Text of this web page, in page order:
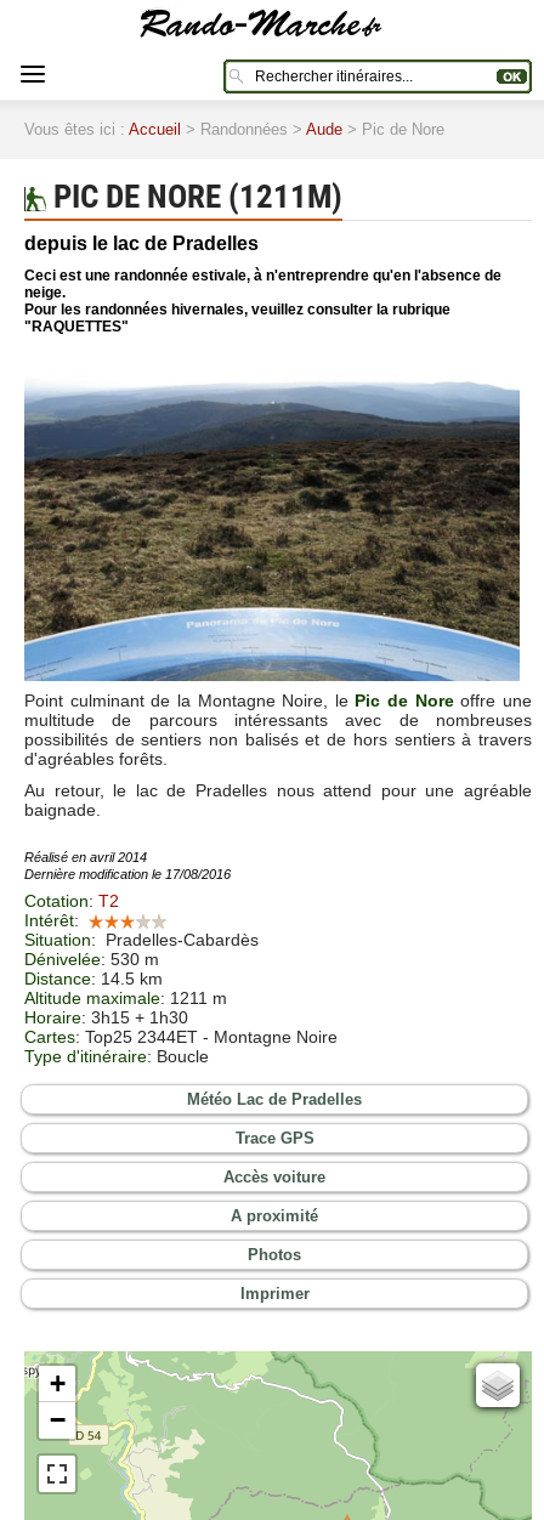
Vous êtes ici : Accueil > Randonnées > Aude > Pic de Nore
PIC DE NORE (1211M)
depuis le lac de Pradelles
Ceci est une randonnée estivale, à n'entreprendre qu'en l'absence de
neige.
Pour les randonnées hivernales, veuillez consulter la rubrique
"RAQUETTES"
Point culminant de la Montagne Noire, le Pic de Noreoffre une
multitude de parcours intéressants avec de nombreuses
possibilités de sentiers non balisés et de hors sentiers à travers
d'agréables forêts.
Au retour, le lac de Pradelles nous attend pour une agréable
baignade.
Réalisé en avril 2014
Dernière modification le 17/08/2016
Cotation: T2
Intérêt:
Situation:
Pradelles-Cabardès
Dénivelée: 530 m
Distance: 14.5 km
Altitude maximale: 1211 m
Horaire: 3h15 + 1h30
Cartes: Top25 2344ET - Montagne Noire
Type d'itinéraire: Boucle
Météo Lac de Pradelles
Trace GPS
Accès voiture
A proximité
Photos
Imprimer
+
−
Open Topo Map
Open Street Map
ESRI Word Imagery